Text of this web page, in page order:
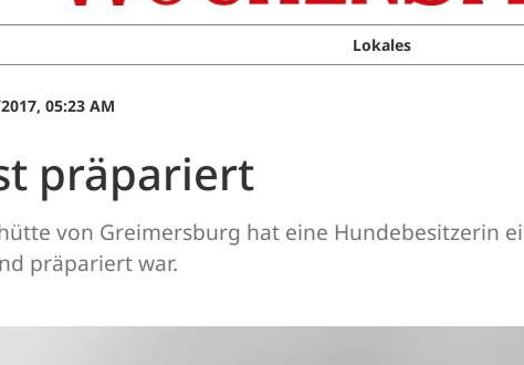
Lokales
05:23 AM
präpariert
von Greimersburg hat eine Hundebesitzerin
präpariert war.